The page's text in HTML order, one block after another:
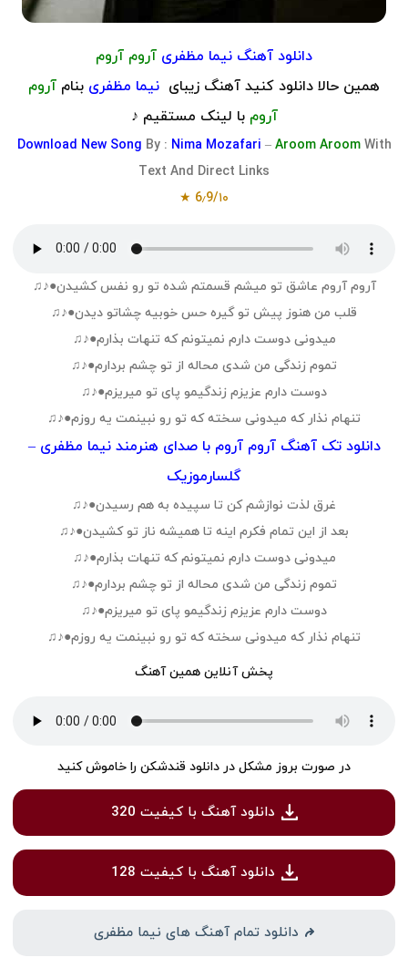
دانلود آهنگ نیما مظفری آروم آروم
همین حالا دانلود کنید آهنگ زیبای نیما مظفری بنام آروم
آرومبا لینک مستقیم ♪
Download New Song By : Nima Mozafari – Aroom Aroom With
Text And Direct Links
6٫9/۱۰ ★
آروم آروم عاشق تو میشم قسمتم شده تو رو نفس کشیدن●♪♫
قلب من هنوز پیش تو گیره حس خوبیه چشاتو دیدن●♪♫
میدونی دوست دارم نمیتونم که تنهات بذارم●♪♫
تموم زندگی من شدی محاله از تو چشم بردارم●♪♫
دوست دارم عزیزم زندگیمو پای تو میریزم●♪♫
تنهام نذار که میدونی سخته که تو رو نبینمت یه روزم●♪♫
دانلود تک آهنگ آروم آروم با صدای هنرمند نیما مظفری –
گلسارموزیک
غرق لذت نوازشم کن تا سپیده به هم رسیدن●♪♫
بعد از این تمام فکرم اینه تا همیشه ناز تو کشیدن●♪♫
میدونی دوست دارم نمیتونم که تنهات بذارم●♪♫
تموم زندگی من شدی محاله از تو چشم بردارم●♪♫
دوست دارم عزیزم زندگیمو پای تو میریزم●♪♫
تنهام نذار که میدونی سخته که تو رو نبینمت یه روزم●♪♫
پخش آنلاین همین آهنگ
در صورت بروز مشکل در دانلود قندشکن را خاموش کنید
دانلود آهنگ با کیفیت 320
دانلود آهنگ با کیفیت 128
دانلود تمام آهنگ های نیما مظفری